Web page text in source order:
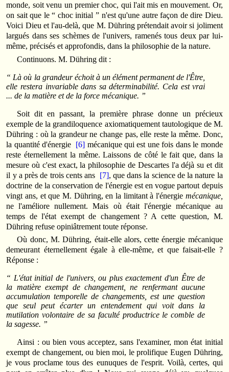
monde, soit venu un premier choc, qui l'ait mis en mouvement. Or,
on sait que le “ choc initial ” n'est qu'une autre façon de dire Dieu.
Voici Dieu et l'au-delà, que M. Dühring prétendait avoir si joliment
largués dans ses schèmes de l'univers, ramenés tous deux par lui-
même, précisés et approfondis, dans la philosophie de la nature.
Continuons. M. Dühring dit :
“ Là où la grandeur échoit à un élément permanent de l'Être,
elle restera invariable dans sa déterminabilité. Cela est vrai
... de la matière et de la force mécanique. ”
Soit dit en passant, la première phrase donne un précieux
exemple de la grandiloquence axiomatiquement tautologique de M.
Dühring : où la grandeur ne change pas, elle reste la même. Donc,
la quantité d'énergie [6] mécanique qui est une fois dans le monde
reste éternellement la même. Laissons de côté le fait que, dans la
mesure où c'est exact, la philosophie de Descartes l'a déjà su et dit
il y a près de trois cents ans [7], que dans la science de la nature la
doctrine de la conservation de l'énergie est en vogue partout depuis
vingt ans, et que M. Dühring, en la limitant à l'énergie mécanique,
ne l'améliore nullement. Mais où était l'énergie mécanique au
temps de l'état exempt de changement ? A cette question, M.
Dühring refuse opiniâtrement toute réponse.
Où donc, M. Dühring, était-elle alors, cette énergie mécanique
demeurant éternellement égale à elle-même, et que faisait-elle ?
Réponse :
“ L'état initial de l'univers, ou plus exactement d'un Être de
la matière exempt de changement, ne renfermant aucune
accumulation temporelle de changements, est une question
que seul peut écarter un entendement qui voit dans la
mutilation volontaire de sa faculté productrice le comble de
la sagesse. ”
Ainsi : ou bien vous acceptez, sans l'examiner, mon état initial
exempt de changement, ou bien moi, le prolifique Eugen Dühring,
je vous proclame tous des eunuques de l'esprit. Voilà, certes, qui